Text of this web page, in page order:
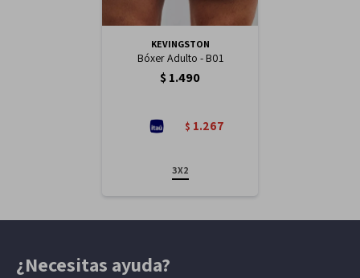
KEVINGSTON
Bóxer Adulto - B01
$1.490
$ 1.267
3X2
¿Necesitas ayuda?